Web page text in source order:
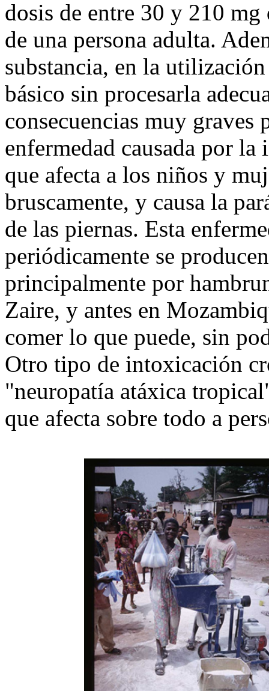
dosis de entre 30 y 210
de una persona adulta.
substancia, en la
básico sin procesarla
consecuencias muy
enfermedad causada por
que afecta a los niños y
bruscamente, y causa la
de las piernas. Esta
periódicamente se
principalmente por
Zaire, y antes en
comer lo que puede, sin
Otro tipo de intoxicación
"neuropatía atáxica
que afecta sobre todo a